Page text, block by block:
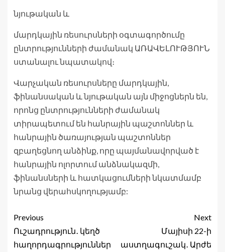
նյութական և
մարդկային ռեսուրսների օգտագործումը
ընտրությունների ժամանակ ԱՌԱՎԵԼՈՒԹՅՈՒՆ
ստանալու նպատակով։
Վարչական ռեսուրսները մարդկային,
ֆինանսական և նյութական այն միջոցներն են,
որոնց ընտրությունների ժամանակ
տիրապետում են հանրային պաշտոններ և
հանրային ծառայության պաշտոններ
զբաղեցնող անձինք, որը պայմանավորված է
հանրային ոլորտում անձնակազմի,
ֆինանսների և հատկացումների նկատմամբ
նրանց վերահսկողությամբ:
Previous
Ուշադրություն․ կեղծ
հաղորդագրություններ
Next
Մայիսի 22-ի
աստղագուշակ․ Արժե